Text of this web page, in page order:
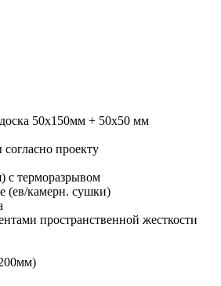
50х150мм + 50х50 мм
проекту
с терморазрывом
(ев/камерн. сушки)
пространственной жесткости